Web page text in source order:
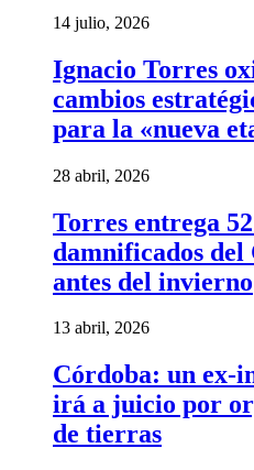
14 julio, 2026
Ignacio Torres
cambios
para la «nueva
28 abril, 2026
Torres entrega
damnificados
antes del invierno
13 abril, 2026
Córdoba: un ex-
irá a juicio por
de tierras